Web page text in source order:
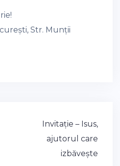
Str. Munții
Invitație – Isus,
ajutorul care
izbăvește